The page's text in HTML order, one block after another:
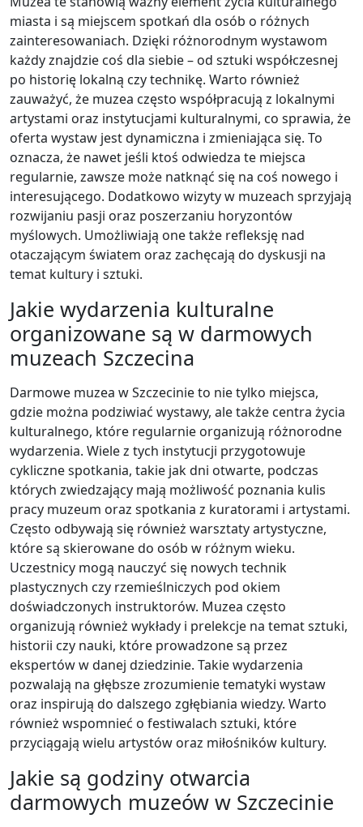
miasta i są miejscem spotkań dla osób o różnych
zainteresowaniach. Dzięki różnorodnym wystawom
każdy znajdzie coś dla siebie – od sztuki współczesnej
po historię lokalną czy technikę. Warto również
zauważyć, że muzea często współpracują z lokalnymi
artystami oraz instytucjami kulturalnymi, co sprawia, że
oferta wystaw jest dynamiczna i zmieniająca się. To
oznacza, że nawet jeśli ktoś odwiedza te miejsca
regularnie, zawsze może natknąć się na coś nowego i
interesującego. Dodatkowo wizyty w muzeach sprzyjają
rozwijaniu pasji oraz poszerzaniu horyzontów
myślowych. Umożliwiają one także refleksję nad
otaczającym światem oraz zachęcają do dyskusji na
temat kultury i sztuki.
Jakie wydarzenia kulturalne
organizowane są w darmowych
muzeach Szczecina
Darmowe muzea w Szczecinie to nie tylko miejsca,
gdzie można podziwiać wystawy, ale także centra życia
kulturalnego, które regularnie organizują różnorodne
wydarzenia. Wiele z tych instytucji przygotowuje
cykliczne spotkania, takie jak dni otwarte, podczas
których zwiedzający mają możliwość poznania kulis
pracy muzeum oraz spotkania z kuratorami i artystami.
Często odbywają się również warsztaty artystyczne,
które są skierowane do osób w różnym wieku.
Uczestnicy mogą nauczyć się nowych technik
plastycznych czy rzemieślniczych pod okiem
doświadczonych instruktorów. Muzea często
organizują również wykłady i prelekcje na temat sztuki,
historii czy nauki, które prowadzone są przez
ekspertów w danej dziedzinie. Takie wydarzenia
pozwalają na głębsze zrozumienie tematyki wystaw
oraz inspirują do dalszego zgłębiania wiedzy. Warto
również wspomnieć o festiwalach sztuki, które
przyciągają wielu artystów oraz miłośników kultury.
Jakie są godziny otwarcia
darmowych muzeów w Szczecinie